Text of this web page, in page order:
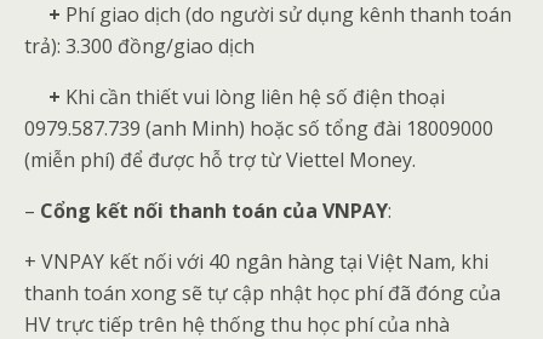
+ Phí giao dịch (do người sử dụng kênh thanh toán
trả): 3.300 đồng/giao dịch
+ Khi cần thiết vui lòng liên hệ số điện thoại
0979.587.739 (anh Minh) hoặc số tổng đài 18009000
(miễn phí) để được hỗ trợ từ Viettel Money.
– Cổng kết nối thanh toán của VNPAY:
+ VNPAY kết nối với 40 ngân hàng tại Việt Nam, khi
thanh toán xong sẽ tự cập nhật học phí đã đóng của
HV trực tiếp trên hệ thống thu học phí của nhà